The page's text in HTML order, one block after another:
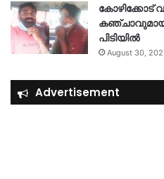
കോഴിക്കോട്
കഞ്ചാവുമായി
പിടിയിൽ
August 30,
Advertisement